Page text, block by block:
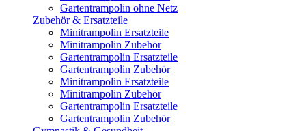
Gartentrampolin ohne Netz
Zubehör & Ersatzteile
Minitrampolin Ersatzteile
Minitrampolin Zubehör
Gartentrampolin Ersatzteile
Gartentrampolin Zubehör
Minitrampolin Ersatzteile
Minitrampolin Zubehör
Gartentrampolin Ersatzteile
Gartentrampolin Zubehör